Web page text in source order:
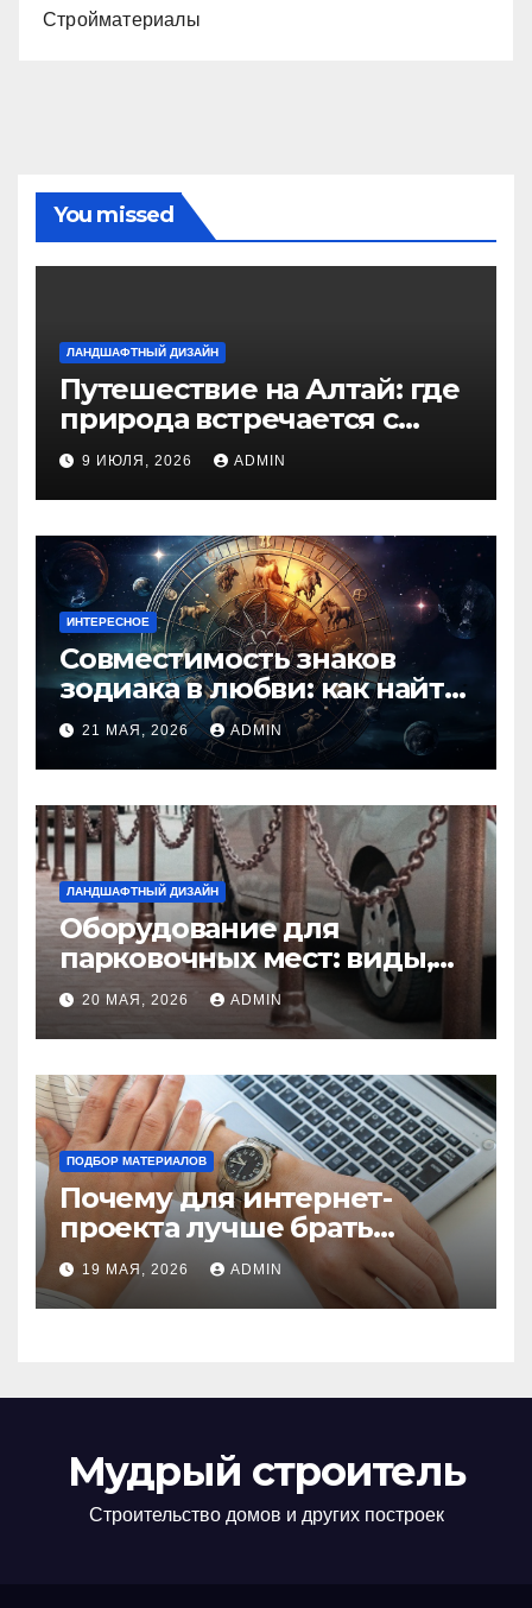
Стройматериалы
You missed
ЛАНДШАФТНЫЙ ДИЗАЙН
Путешествие на Алтай: где
природа встречается с
духом приключений
9 ИЮЛЯ, 2026 ADMIN
ИНТЕРЕСНОЕ
Совместимость знаков
зодиака в любви: как найти
идеальную пару и
избежать конфликтов
21 МАЯ, 2026 ADMIN
ЛАНДШАФТНЫЙ ДИЗАЙН
Оборудование для
парковочных мест: виды,
функции и нормы
установки
20 МАЯ, 2026 ADMIN
ПОДБОР МАТЕРИАЛОВ
Почему для интернет-
проекта лучше брать
отдельный сервер:
преимущества и ключевые
аспекты
19 МАЯ, 2026 ADMIN
Мудрый строитель
Строительство домов и других построек